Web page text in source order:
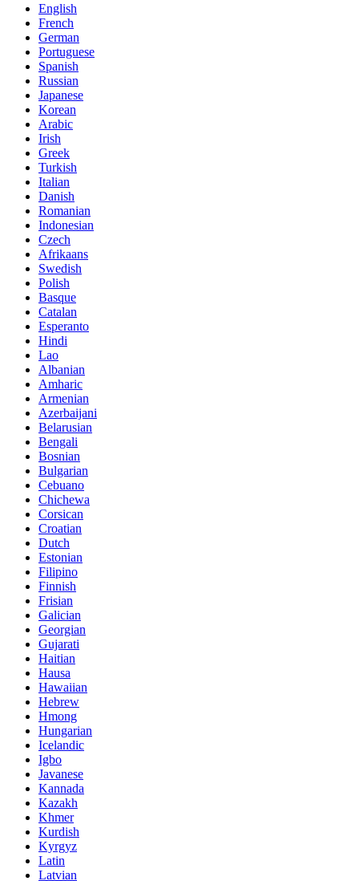
English
French
German
Portuguese
Spanish
Russian
Japanese
Korean
Arabic
Irish
Greek
Turkish
Italian
Danish
Romanian
Indonesian
Czech
Afrikaans
Swedish
Polish
Basque
Catalan
Esperanto
Hindi
Lao
Albanian
Amharic
Armenian
Azerbaijani
Belarusian
Bengali
Bosnian
Bulgarian
Cebuano
Chichewa
Corsican
Croatian
Dutch
Estonian
Filipino
Finnish
Frisian
Galician
Georgian
Gujarati
Haitian
Hausa
Hawaiian
Hebrew
Hmong
Hungarian
Icelandic
Igbo
Javanese
Kannada
Kazakh
Khmer
Kurdish
Kyrgyz
Latin
Latvian